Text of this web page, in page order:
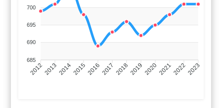
700
695
690
685
201220132014201520162017 20182019 2020202120222023